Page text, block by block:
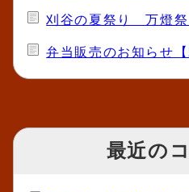
刈谷の夏祭り 万燈
弁当販売のお知らせ
最近の